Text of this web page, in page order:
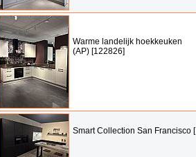
Warme landelijk hoekkeuken
(AP) [122826]
Smart Collection San Francisco